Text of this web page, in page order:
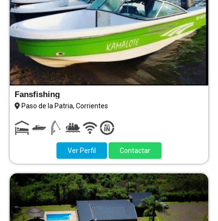
Fansfishing
Paso de la Patria, Corrientes
Ver Perfil Contactar